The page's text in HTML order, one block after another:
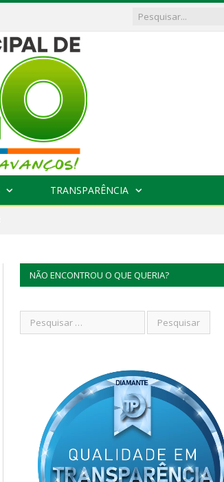
TRANSPARÊNCIA
NÃO ENCONTROU O QUE QUERIA?